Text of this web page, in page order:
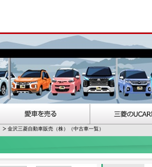
金沢三菱自動車販売（株）（中古車一覧）